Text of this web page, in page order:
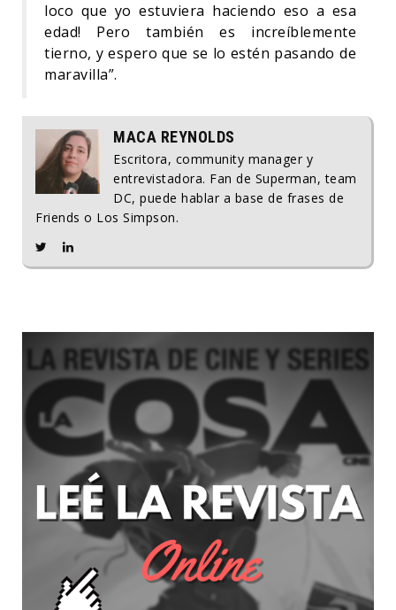
loco que yo estuviera haciendo eso a esa
edad! Pero también es increíblemente
tierno, y espero que se lo estén pasando de
maravilla”.
MACA REYNOLDS
Escritora, community manager y
entrevistadora. Fan de Superman, team
DC, puede hablar a base de frases de
Friends o Los Simpson.